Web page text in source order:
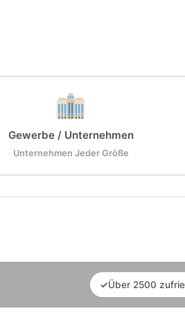
Gewerbe / Unternehmen
Unternehmen Jeder Größe
✓Über 2500